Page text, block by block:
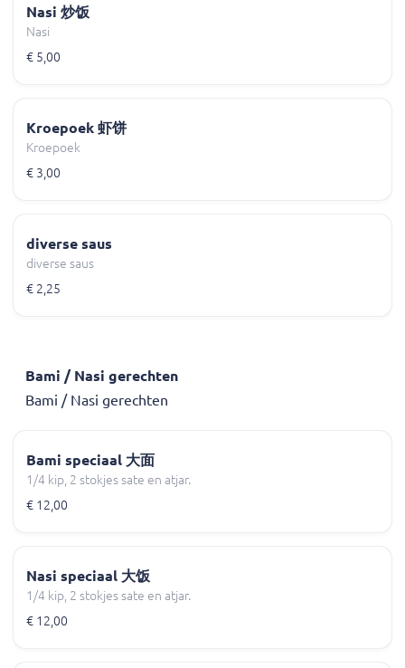
Nasi 炒饭
Nasi
€ 5,00
Kroepoek 虾饼
Kroepoek
€ 3,00
diverse saus
diverse saus
€ 2,25
Bami / Nasi gerechten
Bami / Nasi gerechten
Bami speciaal 大面
1/4 kip, 2 stokjes sate en atjar.
€ 12,00
Nasi speciaal 大饭
1/4 kip, 2 stokjes sate en atjar.
€ 12,00